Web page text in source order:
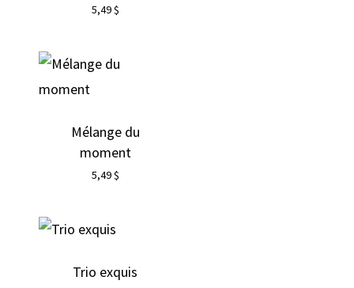
5,49$
Mélange du
moment
5,49$
Trio exquis